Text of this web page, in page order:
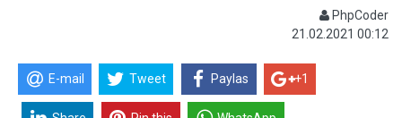
PhpCoder
21.02.2021 00:12
E-mail Tweet Paylas +1